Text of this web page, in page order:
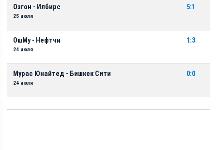
Озгон - Илбирс
25 июля
5:1
ОшМу - Нефтчи
24 июля
1:3
Мурас Юнайтед - Бишкек Сити
24 июля
0:0